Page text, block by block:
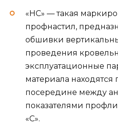
«НС» — такая
профнастил,
обшивки
проведения
эксплуатационные
материала
посередине между
показателями
«С».